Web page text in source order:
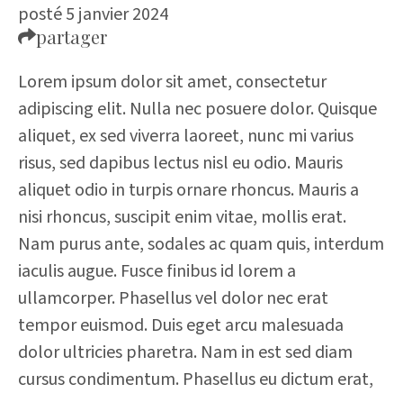
posté 5 janvier 2024
partager
Lorem ipsum dolor sit amet, consectetur
adipiscing elit. Nulla nec posuere dolor. Quisque
aliquet, ex sed viverra laoreet, nunc mi varius
risus, sed dapibus lectus nisl eu odio. Mauris
aliquet odio in turpis ornare rhoncus. Mauris a
nisi rhoncus, suscipit enim vitae, mollis erat.
Nam purus ante, sodales ac quam quis, interdum
iaculis augue. Fusce finibus id lorem a
ullamcorper. Phasellus vel dolor nec erat
tempor euismod. Duis eget arcu malesuada
dolor ultricies pharetra. Nam in est sed diam
cursus condimentum. Phasellus eu dictum erat,